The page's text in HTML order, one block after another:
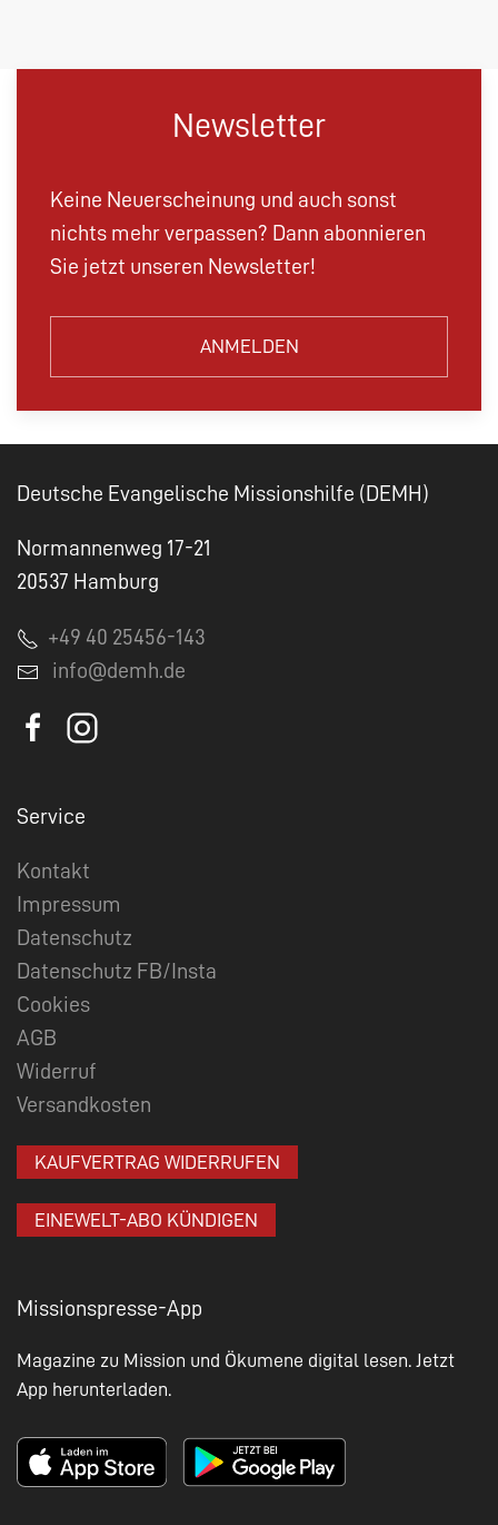
Newsletter
Keine Neuerscheinung und auch sonst
nichts mehr verpassen? Dann abonnieren
Sie jetzt unseren Newsletter!
ANMELDEN
Deutsche Evangelische Missionshilfe (DEMH)
Normannenweg 17-21
20537 Hamburg
+49 40 25456-143
info@demh.de
Service
Kontakt
Impressum
Datenschutz
Datenschutz FB/Insta
Cookies
AGB
Widerruf
Versandkosten
KAUFVERTRAG WIDERRUFEN
EINEWELT-ABO KÜNDIGEN
Missionspresse-App
Magazine zu Mission und Ökumene digital lesen. Jetzt
App herunterladen.